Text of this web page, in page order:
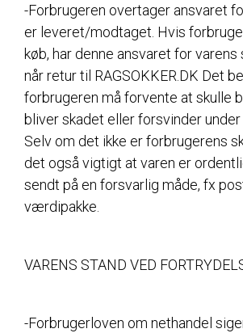
-Forbrugeren overtager ansvaret
er leveret/modtaget. Hvis
køb, har denne ansvaret for varens
når retur til RAGSOKKER.DK Det
forbrugeren må forvente at skulle
bliver skadet eller forsvinder
Selv om det ikke er forbrugerens
det også vigtigt at varen er
sendt på en forsvarlig måde, fx
værdipakke.
VARENS STAND VED
-Forbrugerloven om nethandel